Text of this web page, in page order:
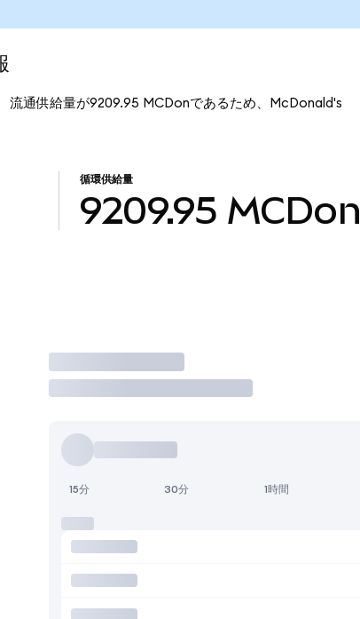
流通供給量が9209.95 MCDonであるため、McDonald's
循環供給量
9209.95 MCDon
取引
15分 30分 1時間